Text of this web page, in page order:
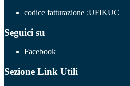
codice fatturazione :UFIKUC
Seguici su
Facebook
Sezione Link Utili